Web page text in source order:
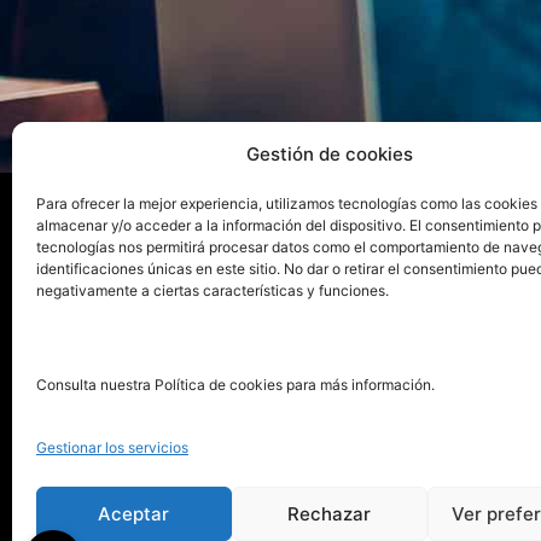
Gestión de cookies
Para ofrecer la mejor experiencia, utilizamos tecnologías como las cookies
almacenar y/o acceder a la información del dispositivo. El consentimiento
tecnologías nos permitirá procesar datos como el comportamiento de
identificaciones únicas en este sitio. No dar o retirar el consentimiento
negativamente a ciertas características y funciones.
Consulta nuestra Política de cookies para más información.
Gestionar los servicios
Aceptar Rechazar Ver
pionero de autoedición
911 413 306
info@puntorojolibros.com
La